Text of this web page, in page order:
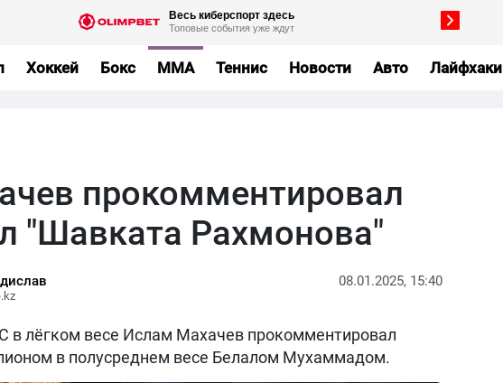
Хоккей Бокс MMA Теннис Новости Авто Лайфхаки
прокомментировал
"Шавката Рахмонова"
08.01.2025, 15:40
в лёгком весе Ислам Махачев прокомментировал
в полусреднем весе Белалом Мухаммадом.